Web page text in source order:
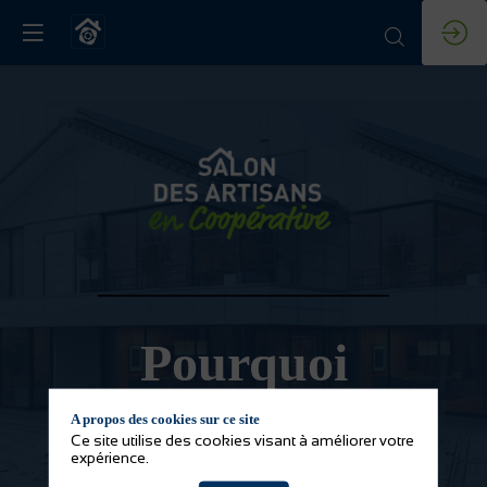
Pourquoi
exposer ?
A propos des cookies sur ce site
Ce site utilise des cookies visant à améliorer votre
expérience.